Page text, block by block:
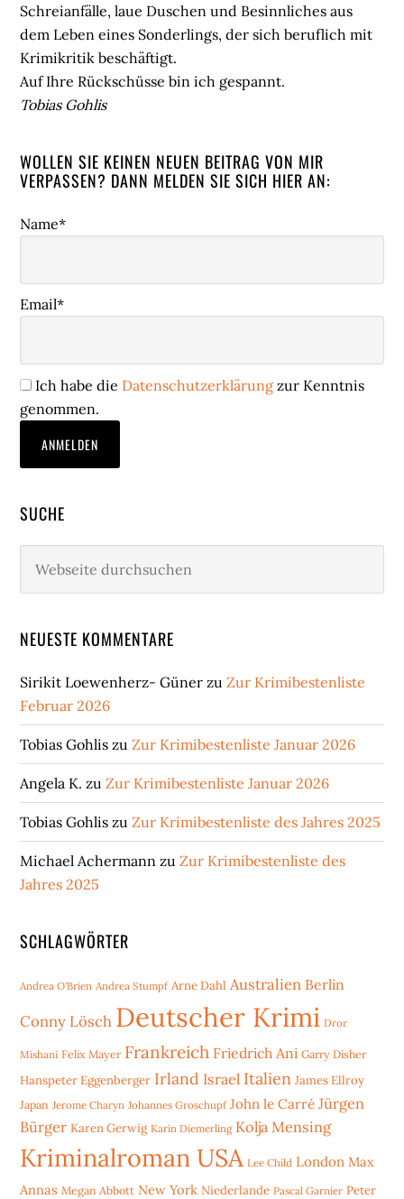
Schreianfälle, laue Duschen und Besinnliches aus
dem Leben eines Sonderlings, der sich beruflich mit
Krimikritik beschäftigt.
Auf Ihre Rückschüsse bin ich gespannt.
Tobias Gohlis
WOLLEN SIE KEINEN NEUEN BEITRAG VON MIR
VERPASSEN? DANN MELDEN SIE SICH HIER AN:
Name*
Email*
Ich habe die Datenschutzerklärung zur Kenntnis
genommen.
SUCHE
durchsuchen
NEUESTE KOMMENTARE
Sirikit Loewenherz- Güner zuZur Krimibestenliste
Februar 2026
Tobias Gohlis zuZur Krimibestenliste Januar 2026
Angela K. zuZur Krimibestenliste Januar 2026
Tobias Gohlis zuZur Krimibestenliste des Jahres 2025
Michael Achermann zuZur Krimibestenliste des
Jahres 2025
SCHLAGWÖRTER
Andrea O'Brien Andrea Stumpf Arne Dahl Australien Berlin
Conny Lösch Deutscher Krimi Dror
Mishani Felix Mayer Frankreich Friedrich Ani Garry Disher
Hanspeter Eggenberger Irland Israel Italien James Ellroy
Japan Jerome Charyn Johannes Groschupf John le Carré Jürgen
Bürger Karen Gerwig Karin Diemerling Kolja Mensing
Kriminalroman USA Lee Child London Max
Annas Megan Abbott New York Niederlande Pascal Garnier Peter